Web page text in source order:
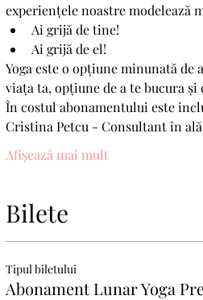
experiențele noastre modelează
Ai grijă de tine!
Ai grijă de el!
Yoga este o opțiune minunată
viața ta, opțiune de a te bucura
În costul abonamentului este
Cristina Petcu - Consultant în
Afișează mai mult
Bilete
Tipul biletului
Abonament Lunar Yoga